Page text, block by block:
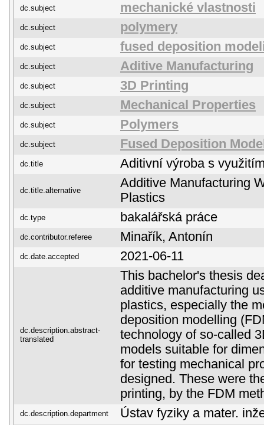
dc.subject mechanické vlastnosti
dc.subject polymery
dc.subject fused deposition
dc.subject Aditive Manufacturing
dc.subject 3D Printing
dc.subject Mechanical Properties
dc.subject Polymers
dc.subject Fused Deposition
dc.title Aditivní výroba s
dc.title.alternative
Additive Manufacturing
Plastics
dc.type bakalářská práce
dc.contributor.referee Minařík, Antonín
dc.date.accepted 2021-06-11
dc.description.abstract-
translated
This bachelor's thesis
additive manufacturing
plastics, especially the
deposition modelling
technology of so-called
models suitable for
for testing mechanical
designed. These were
printing, by the FDM
dc.description.department Ústav fyziky a mater.